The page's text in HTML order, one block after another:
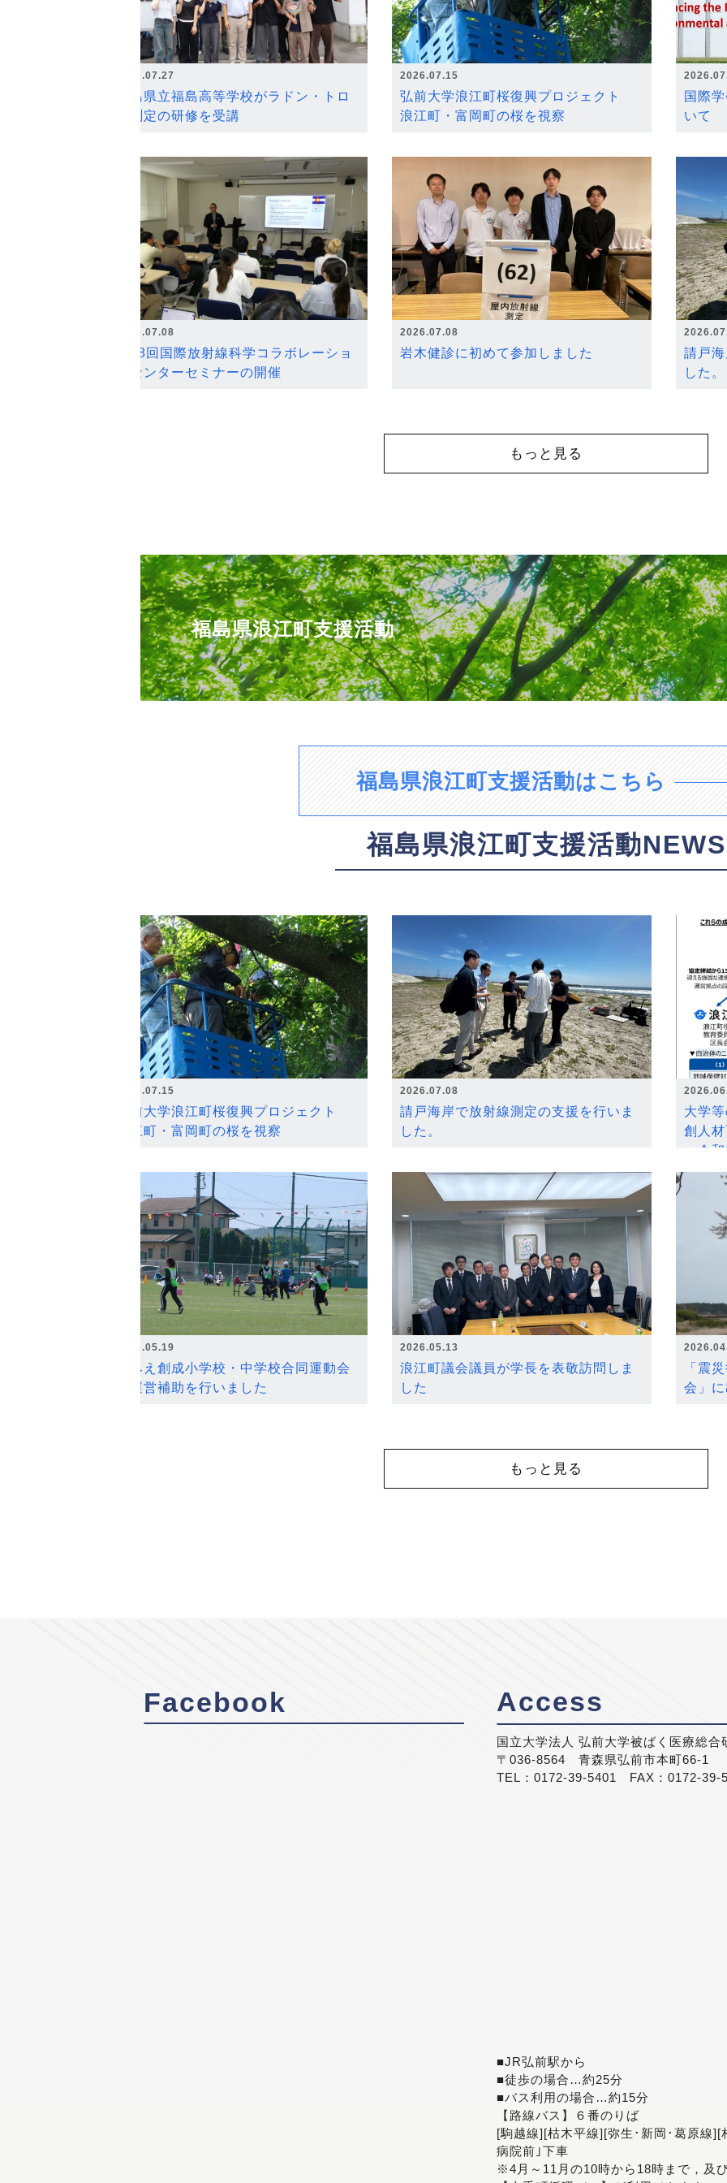
2026.07.27
福島県立福島高等学校がラドン・トロ
ン測定の研修を受講
2026.07.15
弘前大学浪江町桜復興プロジェクト
浪江町・富岡町の桜を視察
国際
いて
2026.07.08
第18回国際放射線科学コラボレーショ
ンセンターセミナーの開催
2026.07.08
岩木健診に初めて参加しました
請戸
した。
もっと見る
福島県浪江町支援活動
福島県浪江町支援活動はこちら
福島県浪江町支援活動NEWS
2026.07.15
弘前大学浪江町桜復興プロジェクト
浪江町・富岡町の桜を視察
2026.07.08
請戸海岸で放射線測定の支援を行いま
した。
大学
創人
～令
2026.05.19
なみえ創成小学校・中学校合同運動会
の運営補助を行いました
2026.05.13
浪江町議会議員が学長を表敬訪問しま
した
「震
会」
もっと見る
Facebook Access
国立大学法人 弘前大学被ばく医療総合
〒036-8564 青森県弘前市本町66-1
TEL：0172-39-5401 FAX：0172-39-
■JR弘前駅から
■徒歩の場合…約25分
■バス利用の場合…約15分
【路線バス】６番のりば
[駒越線][枯木平線][弥生･新岡･葛原線
病院前｣下車
※4月～11月の10時から18時まで，及